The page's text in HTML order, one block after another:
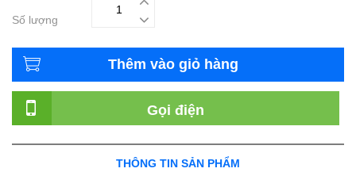
Số lượng
Thêm vào giỏ hàng
Gọi điện
THÔNG TIN SẢN PHẨM